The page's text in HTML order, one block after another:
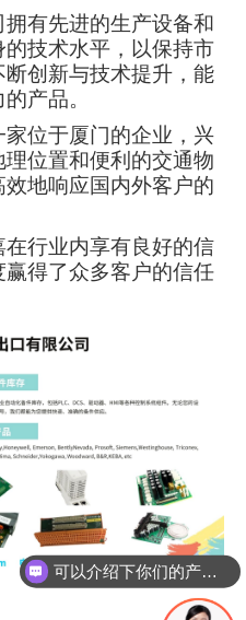
有先进的生产设备和
技术水平，以保持市
创新与技术提升，能
产品。
位于厦门的企业，兴
位置和便利的交通物
地响应国内外客户的
行业内享有良好的信
得了众多客户的信任
可以介绍下你们的产品么
你们是怎么收费的呢